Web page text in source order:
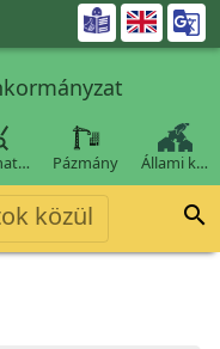

Pázmány Állami k…
közül 